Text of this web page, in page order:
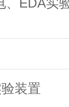
、EDA实
装置